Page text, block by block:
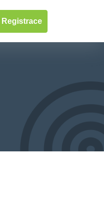
Registrace